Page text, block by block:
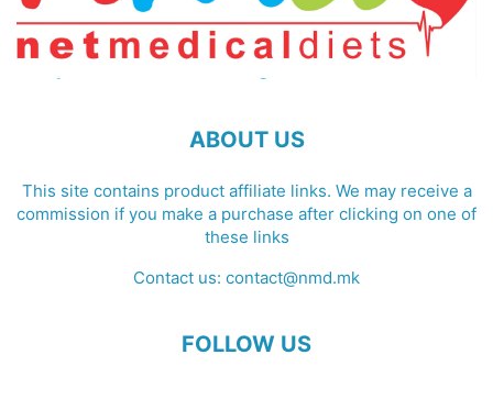
ABOUT US
This site contains product affiliate links. We may receive a
commission if you make a purchase after clicking on one of
these links
Contact us: contact@nmd.mk
FOLLOW US